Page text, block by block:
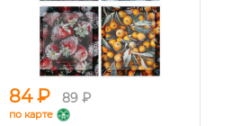
84 ₽ 89 ₽
по карте